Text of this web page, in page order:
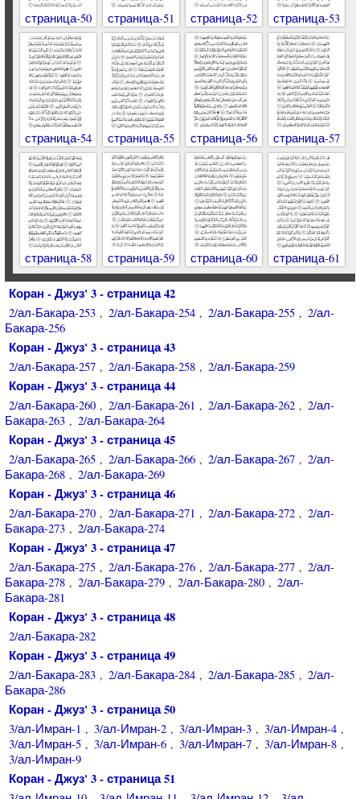
страница-50 страница-51 страница-52 страница-53
страница-54 страница-55 страница-56 страница-57
страница-58 страница-59 страница-60 страница-61
Коран - Джуз' 3 - страница 42
2/ал-Бакара-253 , 2/ал-Бакара-254 , 2/ал-Бакара-255 , 2/ал-
Бакара-256
Коран - Джуз' 3 - страница 43
2/ал-Бакара-257 , 2/ал-Бакара-258 , 2/ал-Бакара-259
Коран - Джуз' 3 - страница 44
2/ал-Бакара-260 , 2/ал-Бакара-261 , 2/ал-Бакара-262 , 2/ал-
Бакара-263 , 2/ал-Бакара-264
Коран - Джуз' 3 - страница 45
2/ал-Бакара-265 , 2/ал-Бакара-266 , 2/ал-Бакара-267 , 2/ал-
Бакара-268 , 2/ал-Бакара-269
Коран - Джуз' 3 - страница 46
2/ал-Бакара-270 , 2/ал-Бакара-271 , 2/ал-Бакара-272 , 2/ал-
Бакара-273 , 2/ал-Бакара-274
Коран - Джуз' 3 - страница 47
2/ал-Бакара-275 , 2/ал-Бакара-276 , 2/ал-Бакара-277 , 2/ал-
Бакара-278 , 2/ал-Бакара-279 , 2/ал-Бакара-280 , 2/ал-
Бакара-281
Коран - Джуз' 3 - страница 48
2/ал-Бакара-282
Коран - Джуз' 3 - страница 49
2/ал-Бакара-283 , 2/ал-Бакара-284 , 2/ал-Бакара-285 , 2/ал-
Бакара-286
Коран - Джуз' 3 - страница 50
3/ал-Имран-1 , 3/ал-Имран-2 , 3/ал-Имран-3 , 3/ал-Имран-4 ,
3/ал-Имран-5 , 3/ал-Имран-6 , 3/ал-Имран-7 , 3/ал-Имран-8 ,
3/ал-Имран-9
Коран - Джуз' 3 - страница 51